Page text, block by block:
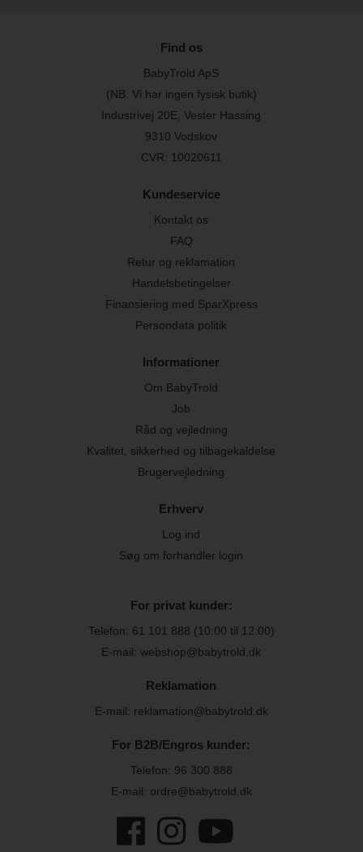
Find os
BabyTrold ApS
(NB. Vi har ingen fysisk butik)
Industrivej 20E, Vester Hassing
9310 Vodskov
CVR: 10020611
Kundeservice
Kontakt os
FAQ
Retur og reklamation
Handelsbetingelser
Finansiering med SparXpress
Persondata politik
Informationer
Om BabyTrold
Job
Råd og vejledning
Kvalitet, sikkerhed og tilbagekaldelse
Brugervejledning
Erhverv
Log ind
Søg om forhandler login
For privat kunder:
Telefon: 61 101 888 (10:00 til 12:00)
E-mail: webshop@babytrold.dk
Reklamation
E-mail: reklamation@babytrold.dk
For B2B/Engros kunder:
Telefon: 96 300 888
E-mail: ordre@babytrold.dk